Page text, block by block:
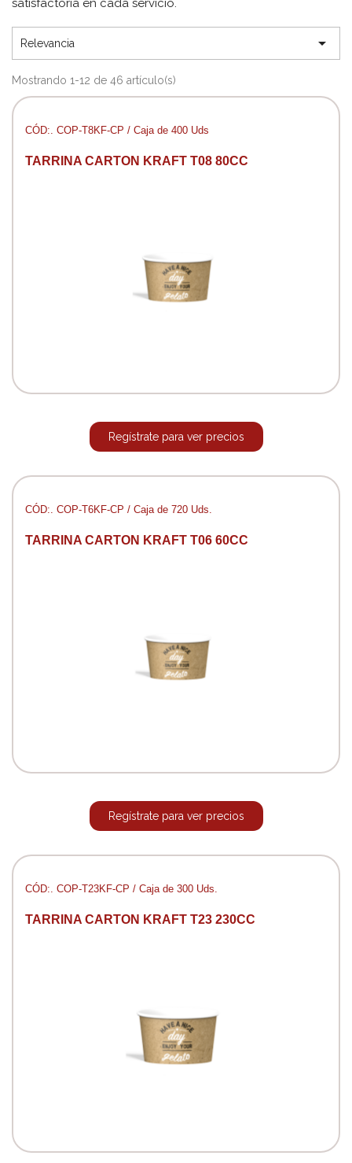
Relevancia 
Mostrando 1-12 de 46 artículo(s)
CÓD:. COP-T8KF-CP / Caja de 400 Uds
TARRINA CARTON KRAFT T08 80CC
Regístrate para ver precios
CÓD:. COP-T6KF-CP / Caja de 720 Uds.
TARRINA CARTON KRAFT T06 60CC
Regístrate para ver precios
CÓD:. COP-T23KF-CP / Caja de 300 Uds.
TARRINA CARTON KRAFT T23 230CC